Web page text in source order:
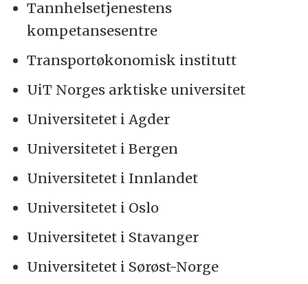
Tannhelsetjenestens
kompetansesentre
Transportøkonomisk institutt
UiT Norges arktiske universitet
Universitetet i Agder
Universitetet i Bergen
Universitetet i Innlandet
Universitetet i Oslo
Universitetet i Stavanger
Universitetet i Sørøst-Norge